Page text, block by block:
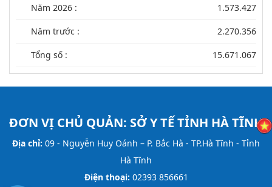
Năm 2026 : 1.573.427
Năm trước : 2.270.356
Tổng số : 15.671.067
ĐƠN VỊ CHỦ QUẢN: SỞ Y TẾ TỈNH HÀ TĨNH
Địa chỉ: 09 - Nguyễn Huy Oánh – P. Bắc Hà - TP.Hà Tĩnh - Tỉnh
Hà Tĩnh
Điện thoại: 02393 856661